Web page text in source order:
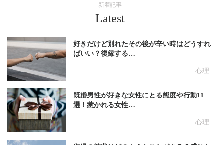
新着記事
Latest
心理
好きだけど別れたその後が辛い時はどうすれ
ばいい？復縁する…
心理
既婚男性が好きな女性にとる態度や行動11
選！惹かれる女性…